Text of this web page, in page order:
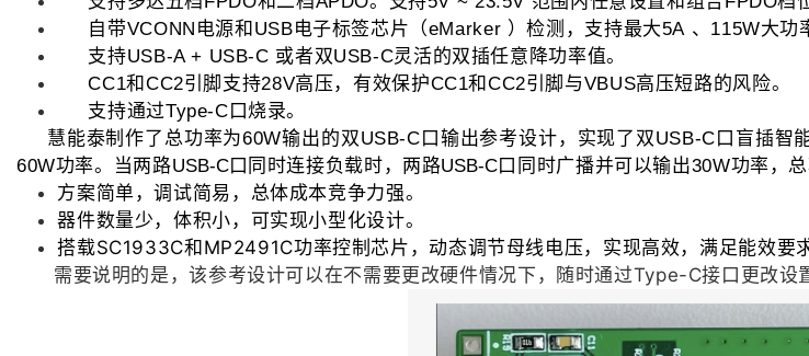
自带VCONN 电源和USB电子标签芯片（eMarker ）检测，支持最大5A 、 115W大功
支持USB-A + USB-C 或者双USB-C灵活的双插任意降功率值。
CC1和CC2引脚支持28V高压，有效保护CC1和CC2引脚与VBUS高压短路的风险。
支持通过Type-C口烧录。
慧能泰制作了总功率为60W输出的双USB-C口输出参考设计，实现了双USB-C口盲插智
60W功率。当两路USB-C口同时连接负载时，两路USB-C口同时广播并可以输出30W功率，
方案简单，调试简易，总体成本竞争力强。
器件数量少，体积小，可实现小型化设计。
搭载SC1933C和MP2491C功率控制芯片，动态调节母线电压，实现高效，满足能效要求
需要说明的是，该参考设计可以在不需要更改硬件情况下， 随时通过Type-C接口更改设